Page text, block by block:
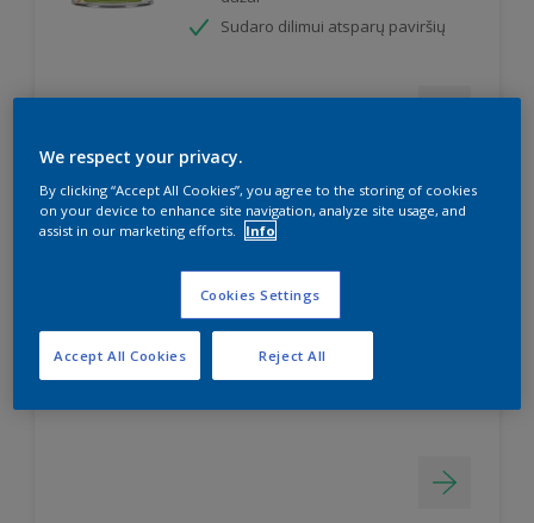
Sudaro dilimui atsparų paviršių
Simply Refresh Wall Tiles
Pusiau matiniai dažai keraminėms
sienų plytelėms
dažai
We respect your privacy.
By clicking “Accept All Cookies”, you agree to the storing of cookies
on your device to enhance site navigation, analyze site usage, and
assist in our marketing efforts.
Info
Cookies Settings
Reject All
Accept All Cookies